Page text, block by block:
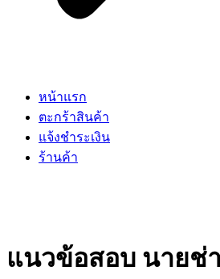
หน้าแรก
ตะกร้าสินค้า
แจ้งชำระเงิน
ร้านค้า
แนวข้อสอบ นายช่